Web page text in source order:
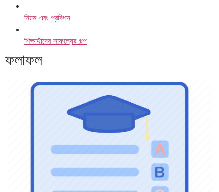
নিয়ম এবং প্রবিধান
শিক্ষার্থীদের সাফল্যের গল্প
ফলাফল